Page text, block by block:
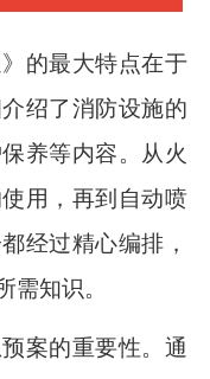
的最大特点在于
绍了消防设施的
养等内容。从火
用，再到自动喷
经过精心编排，
需知识。
案的重要性。通